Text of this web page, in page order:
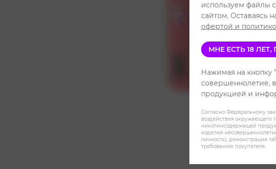
используем файлы
сайтом. Оставаясь
офертой и
МНЕ ЕСТЬ 18
Нажимая на кнопку
совершеннолетие,
продукцией и
Согласно Федеральному
воздействия окружающего
никотинсодержащей
изделий
личность); демонстрация
требованию покупателя.